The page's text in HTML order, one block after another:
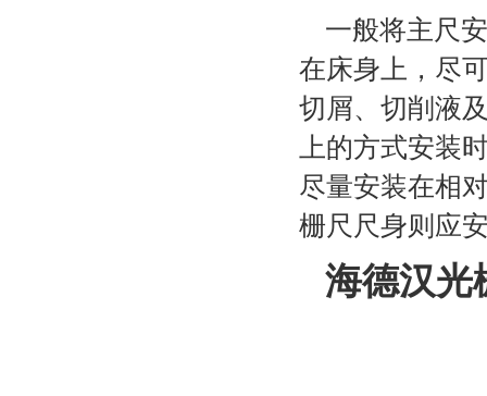
一般将主尺
在床身上，尽
切屑、切削液
上的方式安装
尽量安装在相
栅尺尺身则应
海德汉光